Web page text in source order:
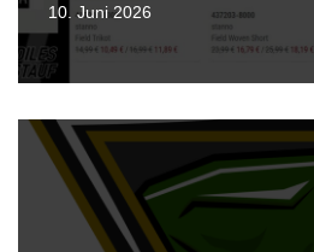
10. Juni 2026